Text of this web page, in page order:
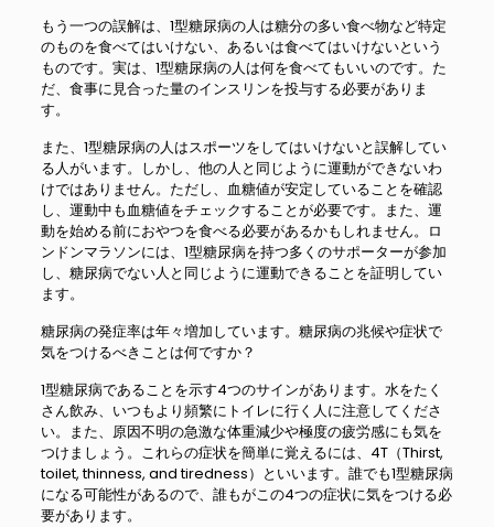
もう一つの誤解は、1型糖尿病の人は糖分の多い食べ物など特定
のものを食べてはいけない、あるいは食べてはいけないという
ものです。実は、1型糖尿病の人は何を食べてもいいのです。た
だ、食事に見合った量のインスリンを投与する必要がありま
す。
また、1型糖尿病の人はスポーツをしてはいけないと誤解してい
る人がいます。しかし、他の人と同じように運動ができないわ
けではありません。ただし、血糖値が安定していることを確認
し、運動中も血糖値をチェックすることが必要です。また、運
動を始める前におやつを食べる必要があるかもしれません。ロ
ンドンマラソンには、1型糖尿病を持つ多くのサポーターが参加
し、糖尿病でない人と同じように運動できることを証明してい
ます。
糖尿病の発症率は年々増加しています。糖尿病の兆候や症状で
気をつけるべきことは何ですか？
1型糖尿病であることを示す4つのサインがあります。水をたく
さん飲み、いつもより頻繁にトイレに行く人に注意してくださ
い。また、原因不明の急激な体重減少や極度の疲労感にも気を
つけましょう。これらの症状を簡単に覚えるには、4T（Thirst,
toilet, thinness, and tiredness）といいます。誰でも1型糖尿病
になる可能性があるので、誰もがこの4つの症状に気をつける必
要があります。